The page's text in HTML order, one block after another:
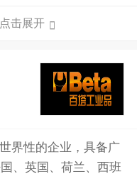
击展开
界性的企业，具备广
、英国、荷兰、西班